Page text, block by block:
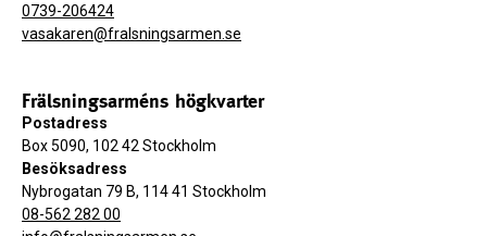
0739-206424
vasakaren@fralsningsarmen.se
Frälsningsarméns högkvarter
Postadress
Box 5090, 102 42 Stockholm
Besöksadress
Nybrogatan 79 B, 114 41 Stockholm
08-562 282 00